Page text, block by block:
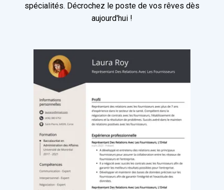
spécialités. Décrochez le poste de vos rêves dès
aujourd'hui !